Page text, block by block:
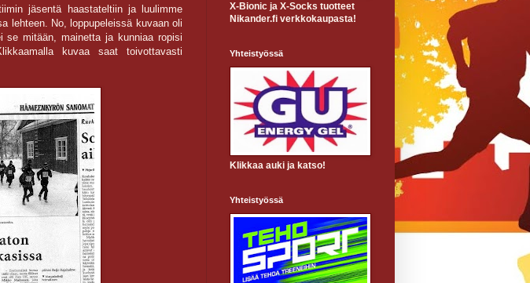
jäsentä haastateltiin ja luulimme
lehteen. No, loppupeleissä kuvaan oli
se mitään, mainetta ja kunniaa ropisi
kuvaa saat toivottavasti
X-Bionic ja X-Socks tuotteet
Nikander.fi verkkokaupasta!
Yhteistyössä
Klikkaa auki ja katso!
Yhteistyössä